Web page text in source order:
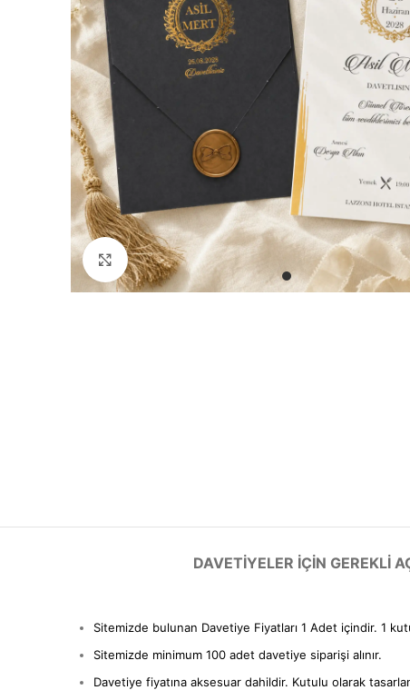
Büyütmek için tıklayın
DAVETIYELER IÇIN GEREKLI
Sitemizde bulunan Davetiye Fiyatları 1 Adet içindir. 1
Sitemizde minimum 100 adet davetiye siparişi alınır.
Davetiye fiyatına aksesuar dahildir. Kutulu olarak